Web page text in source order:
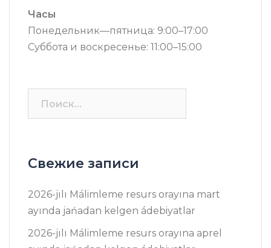
Часы
Понедельник—пятница: 9:00–17:00
Суббота и воскресенье: 11:00–15:00
Свежие записи
2026-jılı Málimleme resurs оrayına mart
ayında jańadan kelgen ádebiyatlar
2026-jılı Málimleme resurs оrayına aprel